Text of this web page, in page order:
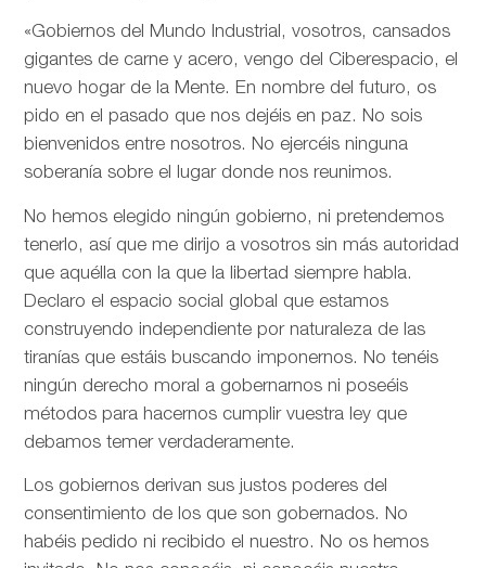
«Gobiernos del Mundo Industrial, vosotros, cansados
gigantes de carne y acero, vengo del Ciberespacio, el
nuevo hogar de la Mente. En nombre del futuro, os
pido en el pasado que nos dejéis en paz. No sois
bienvenidos entre nosotros. No ejercéis ninguna
soberanía sobre el lugar donde nos reunimos.
No hemos elegido ningún gobierno, ni pretendemos
tenerlo, así que me dirijo a vosotros sin más autoridad
que aquélla con la que la libertad siempre habla.
Declaro el espacio social global que estamos
construyendo independiente por naturaleza de las
tiranías que estáis buscando imponernos. No tenéis
ningún derecho moral a gobernarnos ni poseéis
métodos para hacernos cumplir vuestra ley que
debamos temer verdaderamente.
Los gobiernos derivan sus justos poderes del
consentimiento de los que son gobernados. No
habéis pedido ni recibido el nuestro. No os hemos